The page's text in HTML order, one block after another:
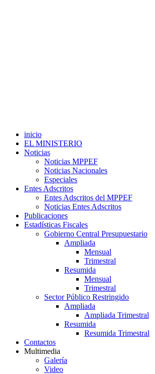
inicio
EL MINISTERIO
Noticias
Noticias MPPEF
Noticias Nacionales
Especiales
Entes Adscritos
Entes Adscritos del MPPEF
Noticias Entes Adscritos
Publicaciones
Estadísticas Fiscales
Gobierno Central Presupuestario
Ampliada
Mensual
Trimestral
Resumida
Mensual
Trimestral
Sector Público Restringido
Ampliada
Ampliada Trimestral
Resumida
Resumida Trimestral
Contactos
Multimedia
Galería
Video